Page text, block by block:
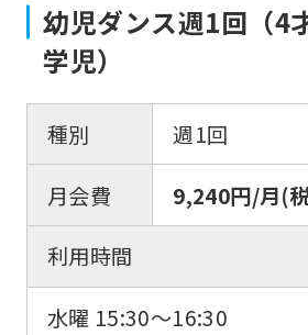
幼児ダンス週1回（4
学児）
種別
週1回
月会費
9,240円/月(
利用時間
水曜 15:30〜16:30